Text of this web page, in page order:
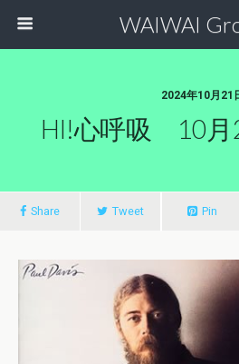
WAIWAI
2024年10月21
HI!心呼吸 10月
Share Tweet Pin